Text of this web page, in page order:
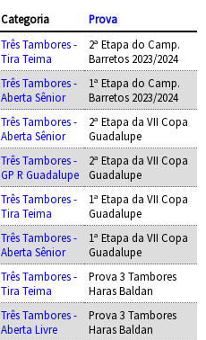
Categoria
Prova
Três Tambores -
Tira Teima
2ª Etapa do Camp.
Barretos 2023/2024
Três Tambores -
Aberta Sênior
1ª Etapa do Camp.
Barretos 2023/2024
Três Tambores -
Aberta Sênior
2ª Etapa da VII Copa
Guadalupe
Três Tambores -
GP R Guadalupe
2ª Etapa da VII Copa
Guadalupe
Três Tambores -
Tira Teima
1ª Etapa da VII Copa
Guadalupe
Três Tambores -
Aberta Sênior
1ª Etapa da VII Copa
Guadalupe
Três Tambores -
Tira Teima
Prova 3 Tambores
Haras Baldan
Três Tambores -
Aberta Livre
Prova 3 Tambores
Haras Baldan